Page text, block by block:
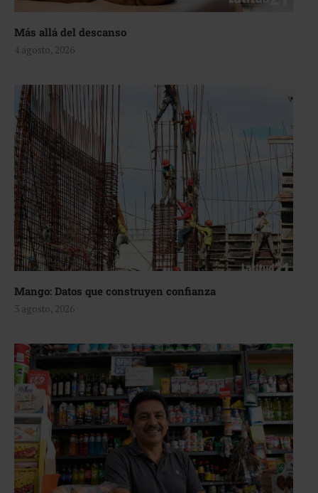
Más allá del descanso
4 agosto, 2026
Mango: Datos que construyen confianza
3 agosto, 2026